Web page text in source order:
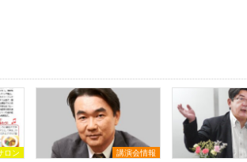
ロン
講演会情報